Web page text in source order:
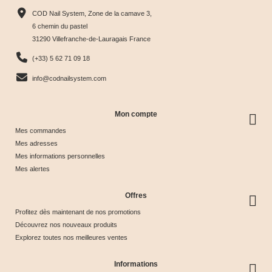
Tips &
nuancier
 
& Tips
Glow &
COD Nail System, Zone de la camave 3,
6 chemin du pastel
31290 Villefranche-de-Lauragais France
(+33) 5 62 71 09 18
info@codnailsystem.com
Mon compte
Mes commandes
Mes adresses
Mes informations personnelles
Mes alertes
Offres
Profitez dès maintenant de nos promotions
Découvrez nos nouveaux produits
Explorez toutes nos meilleures ventes
Informations